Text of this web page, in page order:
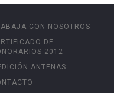
CON NOSOTROS
DE
2012
ANTENAS